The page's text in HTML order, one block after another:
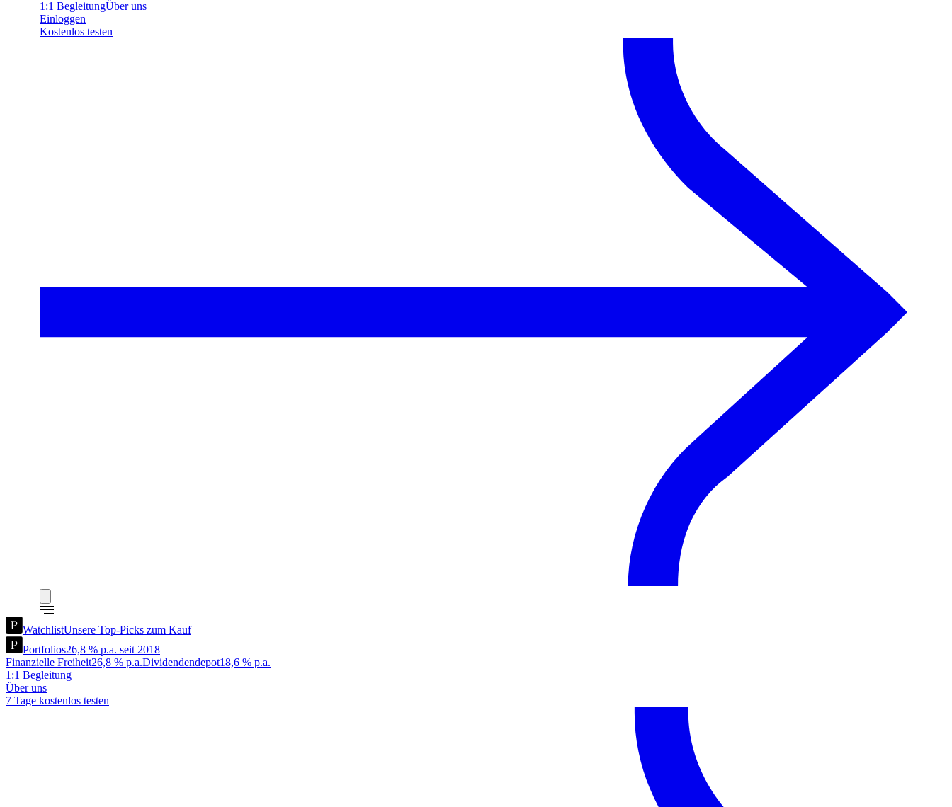
1:1 BegleitungÜber uns
Einloggen
Kostenlos testen
WatchlistUnsere Top-Picks zum Kauf
Portfolios26,8 % p.a. seit 2018
Finanzielle Freiheit26,8 % p.a.Dividendendepot18,6 % p.a.
1:1 Begleitung
Über uns
7 Tage kostenlos testen